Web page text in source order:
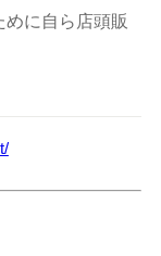
に自ら店頭販